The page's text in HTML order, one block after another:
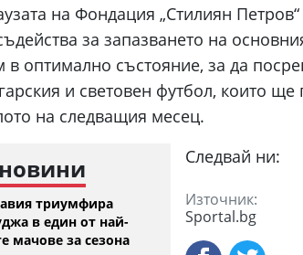
на Фондация „Стилиян
за запазването на
в оптимално състояние, за да
и световен футбол, които ще
на следващия месец.
триумфира
в един от най-
мачове за сезона
Следвай ни:
Източник:
Sportal.bg
Синер вече тренира
07.08.2026